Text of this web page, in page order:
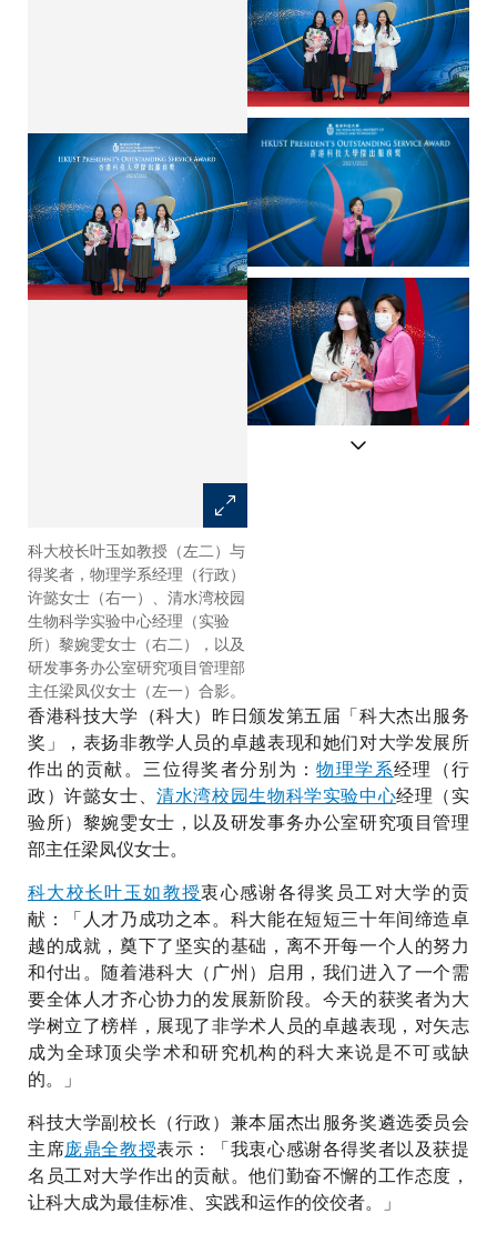
科大校长叶玉如教授（左二）与
得奖者，物理学系经理（行政）
许懿女士（右一）、清水湾校园
生物科学实验中心经理（实验
所）黎婉雯女士（右二），以及
研发事务办公室研究项目管理部
主任梁凤仪女士（左一）合影。
香港科技大学（科大）昨日颁发第五届「科大杰出服务
奖」，表扬非教学人员的卓越表现和她们对大学发展所
作出的贡献。三位得奖者分别为：物理学系经理（行
政）许懿女士、清水湾校园生物科学实验中心经理（实
验所）黎婉雯女士，以及研发事务办公室研究项目管理
部主任梁凤仪女士。
科大校长叶玉如教授衷心感谢各得奖员工对大学的贡
献：「人才乃成功之本。科大能在短短三十年间缔造卓
越的成就，奠下了坚实的基础，离不开每一个人的努力
和付出。随着港科大（广州）启用，我们进入了一个需
要全体人才齐心协力的发展新阶段。今天的获奖者为大
学树立了榜样，展现了非学术人员的卓越表现，对矢志
成为全球顶尖学术和研究机构的科大来说是不可或缺
的。」
科技大学副校长（行政）兼本届杰出服务奖遴选委员会
主席庞鼎全教授表示：「我衷心感谢各得奖者以及获提
名员工对大学作出的贡献。他们勤奋不懈的工作态度，
让科大成为最佳标准、实践和运作的佼佼者。」